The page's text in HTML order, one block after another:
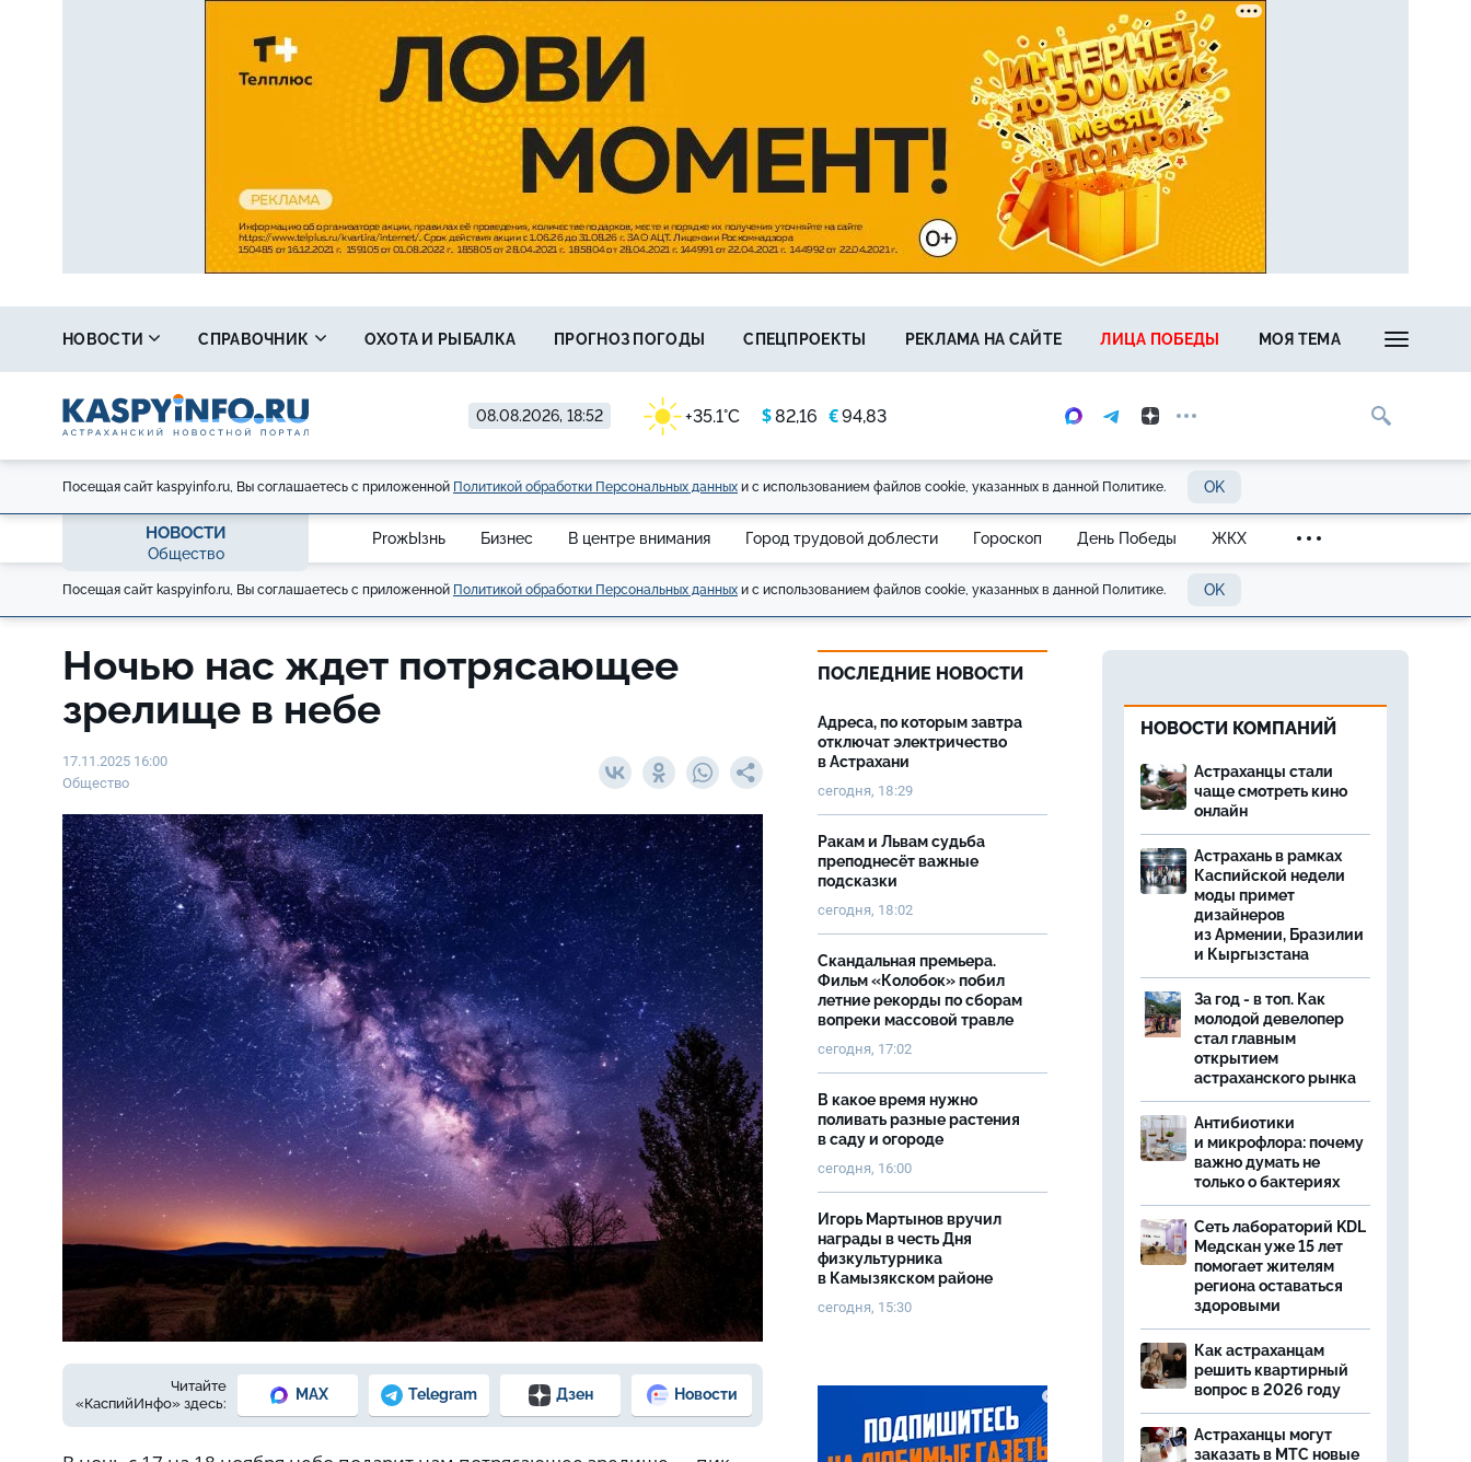
08.08.2026, 18:52 +35.1°C $82,16 €94,83
НОВОСТИ СПРАВОЧНИК ОХОТА И РЫБАЛКА ПРОГНОЗ ПОГОДЫ СПЕЦПРОЕКТЫ РЕКЛАМА НА САЙТЕ ЛИЦА ПОБЕДЫ МОЯ ТЕМА
Посещая сайт kaspyinfo.ru, Вы соглашаетесь с приложенной Политикой обработки Персональных данных и с использованием файлов cookie, указанных в данной Политике. OK
НОВОСТИ
Общество
ProжЫзнь Бизнес В центре внимания Город трудовой доблести Гороскоп День Победы ЖКХ
Посещая сайт kaspyinfo.ru, Вы соглашаетесь с приложенной Политикой обработки Персональных данных и с использованием файлов cookie, указанных в данной Политике. OK
Ночью нас ждет потрясающее
зрелище в небе
17.11.2025 16:00
Общество
Фото: Сгенерировано с помощью ИИ
Читайте
«КаспийИнфо» здесь:
MAX Telegram Дзен Новости
ПОСЛЕДНИЕ НОВОСТИ
Адреса, по которым завтра
отключат электричество
в Астрахани
сегодня, 18:29
Ракам и Львам судьба
преподнесёт важные
подсказки
сегодня, 18:02
Скандальная премьера.
Фильм «Колобок» побил
летние рекорды по сборам
вопреки массовой травле
сегодня, 17:02
В какое время нужно
поливать разные растения
в саду и огороде
сегодня, 16:00
Игорь Мартынов вручил
награды в честь Дня
физкультурника
в Камызякском районе
сегодня, 15:30
НОВОСТИ КОМПАНИЙ
Астраханцы стали
чаще смотреть кино
онлайн
Астрахань в рамках
Каспийской недели
моды примет
дизайнеров
из Армении, Бразилии
и Кыргызстана
За год - в топ. Как
молодой девелопер
стал главным
открытием
астраханского рынка
Антибиотики
и микрофлора: почему
важно думать не
только о бактериях
Сеть лабораторий KDL
Медскан уже 15 лет
помогает жителям
региона оставаться
здоровыми
Как астраханцам
решить квартирный
вопрос в 2026 году
Астраханцы могут
заказать в МТС новые